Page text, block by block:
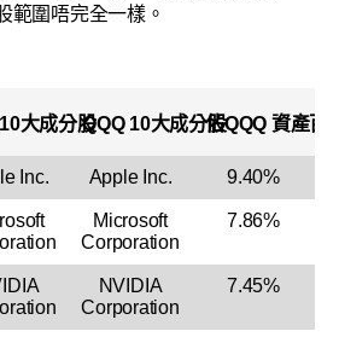
範圍唔完全一樣。
大成分股QQQ 10大成分股佔QQQ 資產百
Inc. Apple Inc. 9.40%
Microsoft
Corporation
7.86%
NVIDIA
Corporation
7.45%